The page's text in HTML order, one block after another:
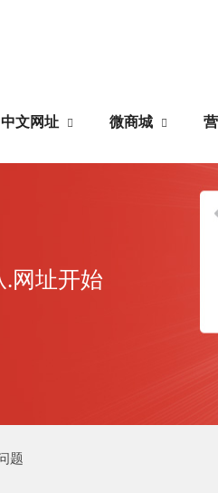
中文网址 微商城
公众号搭建
.网址开始
题